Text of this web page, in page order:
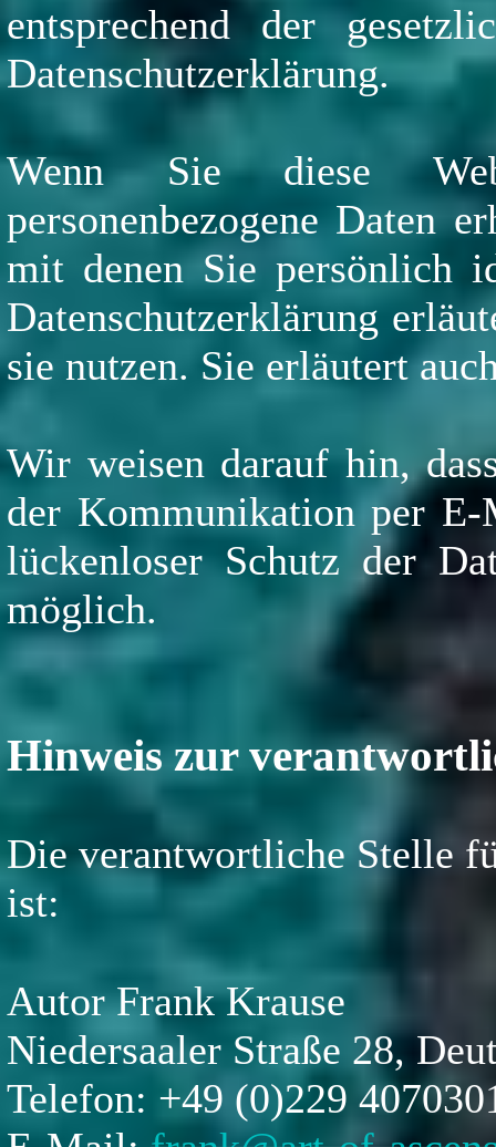
entsprechend der
Datenschutzerklärung.
Wenn Sie diese
personenbezogene Daten
mit denen Sie persönlich
Datenschutzerklärung
sie nutzen. Sie erläutert
Wir weisen darauf hin,
der Kommunikation per
lückenloser Schutz der
möglich.
Hinweis zur
Die verantwortliche Stelle
ist:
Autor Frank Krause
Niedersaaler Straße 28,
Telefon: +49 (0)229